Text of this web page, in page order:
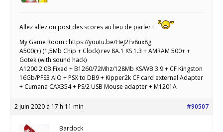
Allez allez on post des scores au lieu de parler !
My Game Room : https://youtu.be/HeJ2Fv8ux8g
A500(+) (1,5Mb Chip + Clock) rev 8A.1 KS 1.3 + AMRAM 500+ +
Gotek (with sound hack)
A1200 2.0B Fixed + B1260/72Mhz/128Mb KS/WB 3.9 + CF Kingston
16Gb/PFS3 AIO + PSX to DB9 + Kipper2k CF card external Adapter
+ Cumana CAX354 + PS/2 USB Mouse adapter + M1201A
2 juin 2020 à 17 h 11 min #90507
Bardock